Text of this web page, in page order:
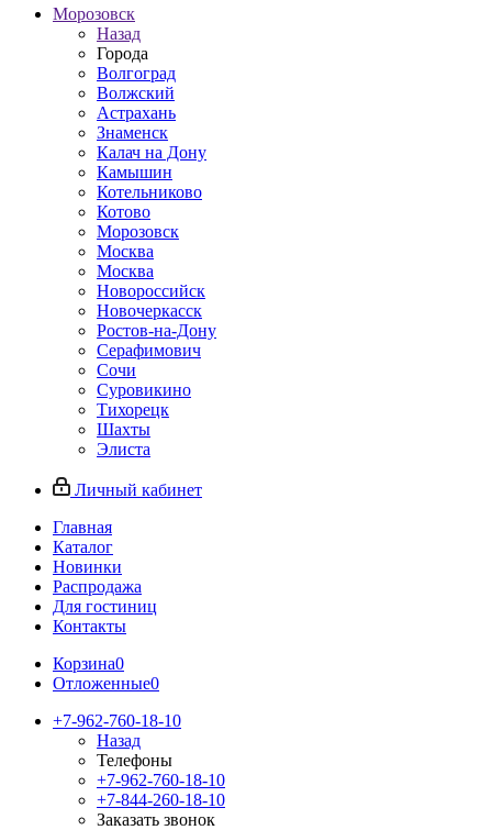
Морозовск
Назад
Города
Волгоград
Волжский
Астрахань
Знаменск
Калач на Дону
Камышин
Котельниково
Котово
Морозовск
Москва
Москва
Новороссийск
Новочеркасск
Ростов-на-Дону
Серафимович
Сочи
Суровикино
Тихорецк
Шахты
Элиста
Личный кабинет
Главная
Каталог
Новинки
Распродажа
Для гостиниц
Контакты
Корзина0
Отложенные0
+7-962-760-18-10
Назад
Телефоны
+7-962-760-18-10
+7-844-260-18-10
Заказать звонок